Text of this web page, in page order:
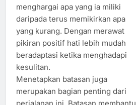
menghargai apa yang ia miliki
daripada terus memikirkan apa
yang kurang. Dengan merawat
pikiran positif hati lebih mudah
beradaptasi ketika menghadapi
kesulitan.
Menetapkan batasan juga
merupakan bagian penting dari